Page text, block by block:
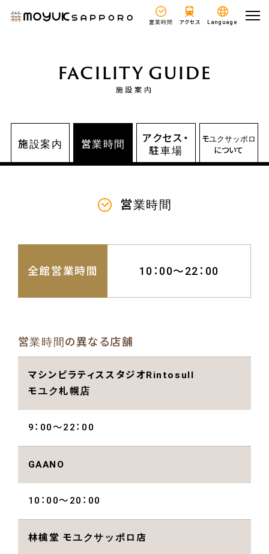
営業時間 アクセス Language
FACILITY GUIDE
施設案内
施設案内 営業時間
アクセス・
駐車場
モユクサッポロ
について
営業時間
全館営業時間 10：00～22：00
営業時間の異なる店舗
マシンピラティススタジオRintosull
モユク札幌店
9：00～22：00
GAANO
10：00～20：00
林檎堂 モユクサッポロ店